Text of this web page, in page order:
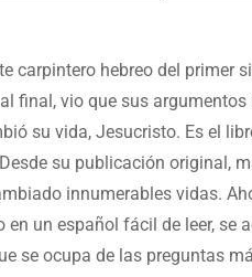
carpintero hebreo del primer
final, vio que sus
su vida, Jesucristo. Es el
su publicación original,
innumerables vidas.
en un español fácil de leer,
se ocupa de las preguntas